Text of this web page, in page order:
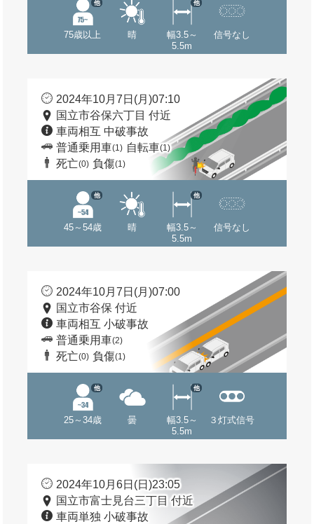
75歳以上
他
晴
幅3.5～
5.5m
他
信号なし
2024年10月7日(月)07:10
国立市谷保六丁目 付近
車両相互 中破事故
普通乗用車(1) 自転車(1)
死亡(0) 負傷(1)
45～54歳
他
晴
幅3.5～
5.5m
他
信号なし
2024年10月7日(月)07:00
国立市谷保 付近
車両相互 小破事故
普通乗用車(2)
死亡(0) 負傷(1)
25～34歳
他
曇
幅3.5～
5.5m
他
３灯式信号
2024年10月6日(日)23:05
国立市富士見台三丁目 付近
車両単独 小破事故